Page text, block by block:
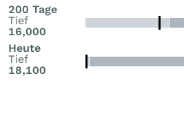
200 Tage
Tief
16,000
Heute
Tief
18,100